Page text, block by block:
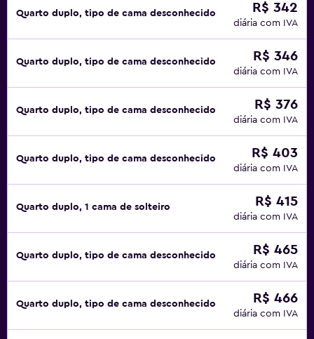
Quarto duplo, tipo de cama desconhecido R$ 342
diária com IVA
Quarto duplo, tipo de cama desconhecido R$ 346
diária com IVA
Quarto duplo, tipo de cama desconhecido R$ 376
diária com IVA
Quarto duplo, tipo de cama desconhecido R$ 403
diária com IVA
Quarto duplo, 1 cama de solteiro R$ 415
diária com IVA
Quarto duplo, tipo de cama desconhecido R$ 465
diária com IVA
Quarto duplo, tipo de cama desconhecido R$ 466
diária com IVA